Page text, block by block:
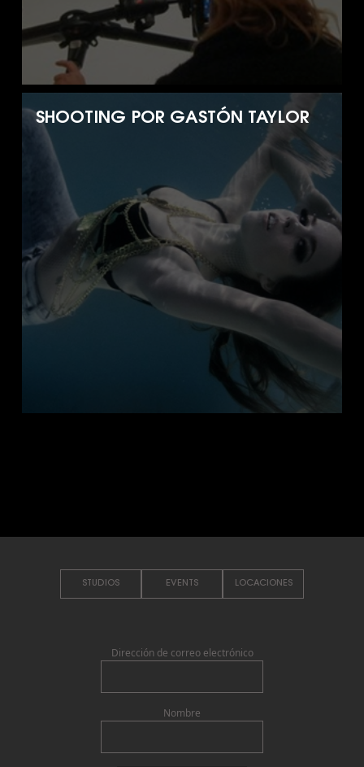
SHOOTING POR GASTÓN TAYLOR
STUDIOS EVENTS LOCACIONES
Dirección de correo electrónico
Nombre